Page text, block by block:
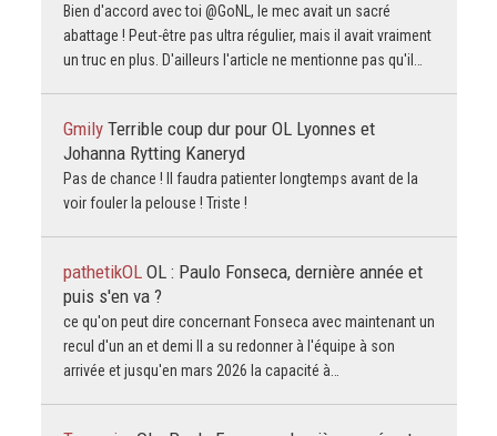
Bien d'accord avec toi @GoNL, le mec avait un sacré
abattage ! Peut-être pas ultra régulier, mais il avait vraiment
un truc en plus. D'ailleurs l'article ne mentionne pas qu'il…
Gmily Terrible coup dur pour OL Lyonnes et
Johanna Rytting Kaneryd
Pas de chance ! Il faudra patienter longtemps avant de la
voir fouler la pelouse ! Triste !
pathetikOL OL : Paulo Fonseca, dernière année et
puis s'en va ?
ce qu'on peut dire concernant Fonseca avec maintenant un
recul d'un an et demi Il a su redonner à l'équipe à son
arrivée et jusqu'en mars 2026 la capacité à…